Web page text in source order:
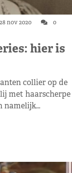
28 nov 2020
0
hier is
collier op de
met haarscherpe
namelijk…